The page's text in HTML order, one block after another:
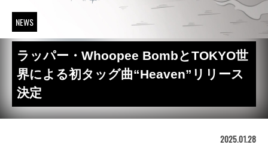
NEWS
ラッパー・Whoopee BombとTOKYO世
界による初タッグ曲“Heaven”リリース
決定
2025.01.28